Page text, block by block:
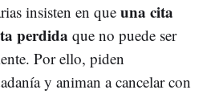
insisten en que una cita
perdida que no puede ser
Por ello, piden
y animan a cancelar con